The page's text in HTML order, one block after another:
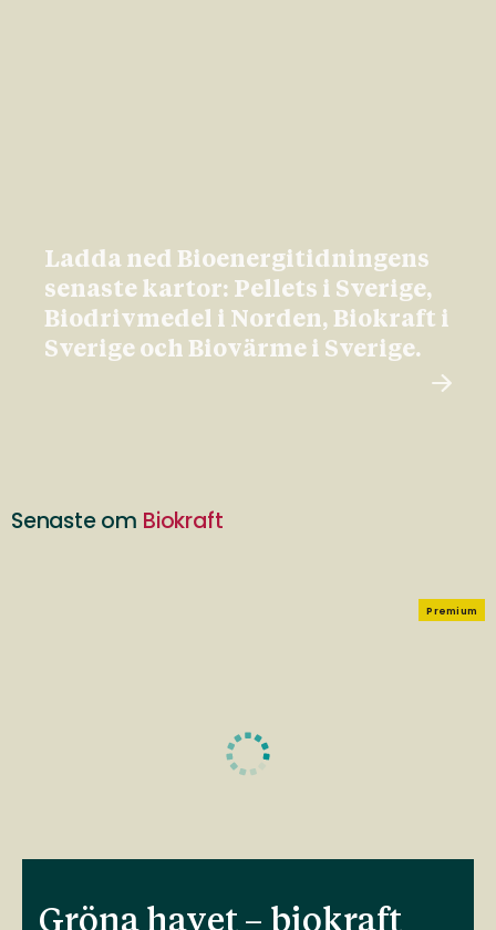
Ladda ned Bioenergitidningens
senaste kartor: Pellets i Sverige,
Biodrivmedel i Norden, Biokraft i
Sverige och Biovärme i Sverige.
Senaste om Biokraft
Premium
Gröna havet – biokraft